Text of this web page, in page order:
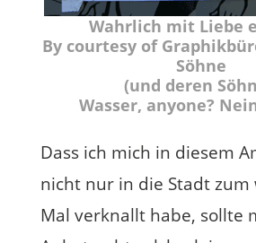
Wahrlich mit Liebe
By courtesy of
Söhne
(und deren
Wasser, anyone?
Dass ich mich in diesem
nicht nur in die Stadt
Mal verknallt habe, sollte